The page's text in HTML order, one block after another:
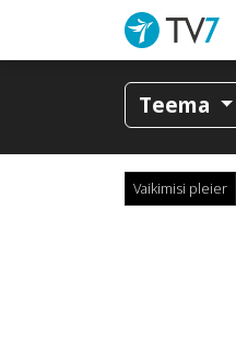
Teema
Vaikimisi pleier